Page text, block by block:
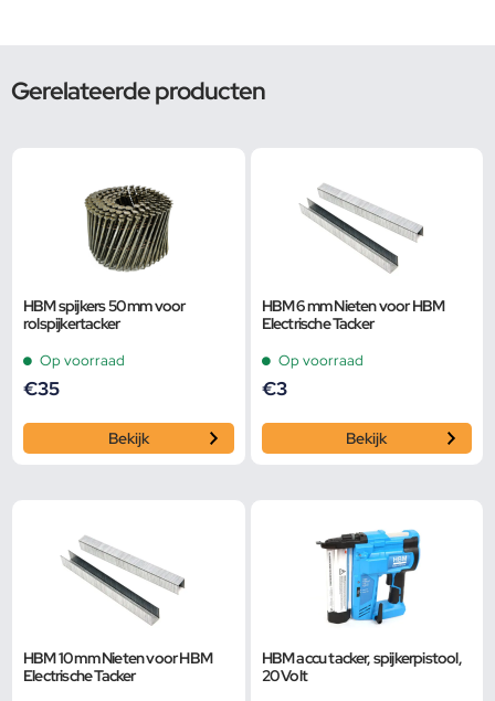
Gerelateerde producten
HBM spijkers 50 mm voor
rolspijkertacker
Op voorraad
€35
Bekijk
HBM 6 mm Nieten voor HBM
Electrische Tacker
Op voorraad
€3
Bekijk
HBM 10 mm Nieten voor HBM
Electrische Tacker
HBM accu tacker, spijkerpistool,
20 Volt